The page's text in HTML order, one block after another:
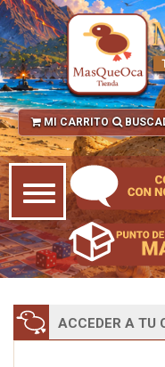
MI CARRITO
ACCEDER A TU